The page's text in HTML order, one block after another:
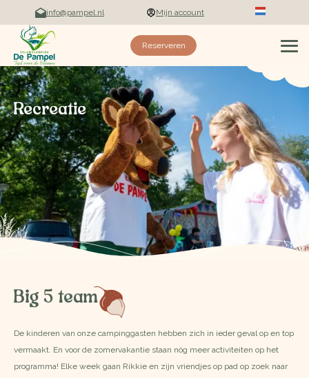
info@pampel.nl Mijn account Deutsch
Reserveren
Recreatie
Big 5 team
De kinderen van onze campinggasten hebben zich in ieder geval op en top
vermaakt. En voor de zomervakantie staan nóg meer activiteiten op het
programma! Elke week gaan Rikkie en zijn vriendjes op pad op zoek naar